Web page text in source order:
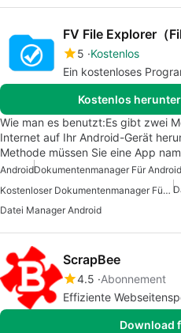
FV File Explorer（
5 Kostenlos
Ein kostenloses
Kostenlos
Wie man es benutzt:Es gibt zwei
Internet auf Ihr Android-Gerät
Methode müssen Sie eine App
AndroidDokumentenmanager Für Android
Kostenloser Dokumentenmanager Für Android
Datei Manager Android
ScrapBee
4.5 Abonnement
Effiziente
Download